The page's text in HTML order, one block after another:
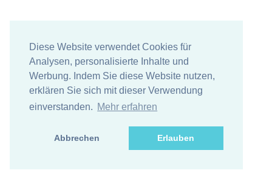
Diese Website verwendet Cookies für
Analysen, personalisierte Inhalte und
Werbung. Indem Sie diese Website nutzen,
erklären Sie sich mit dieser Verwendung
einverstanden. Mehr erfahren
Abbrechen Erlauben